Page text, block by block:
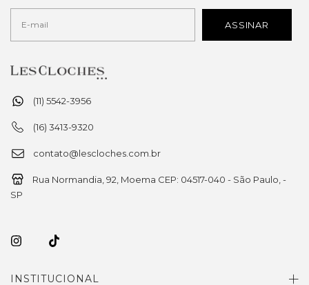
(11) 5542-3956
(16) 3413-9320
contato@lescloches.com.br
Rua Normandia, 92, Moema CEP: 04517-040 - São Paulo, -
SP
INSTITUCIONAL